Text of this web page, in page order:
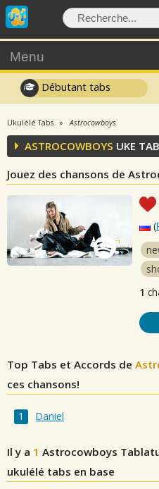
Menu
Débutant tabs
Ukulélé Tabs Astrocowboys
ASTROCOWBOYS UKE
Jouez des chansons de
(
1
Top Tabs et Accords de
ces chansons!
Daniel
Il y a 1 Astrocowboys
ukulélé tabs en base